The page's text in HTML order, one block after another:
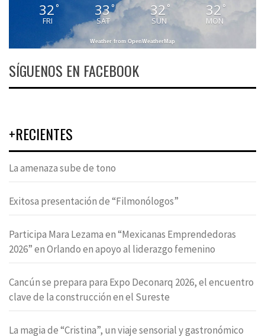
32°
FRI
33°
SAT
32 °
SUN
32 °
MON
Weather from OpenWeatherMap
SÍGUENOS EN FACEBOOK
+RECIENTES
La amenaza sube de tono
Exitosa presentación de “Filmonólogos”
Participa Mara Lezama en “Mexicanas Emprendedoras
2026” en Orlando en apoyo al liderazgo femenino
Cancún se prepara para Expo Deconarq 2026, el encuentro
clave de la construcción en el Sureste
La magia de “Cristina”, un viaje sensorial y gastronómico